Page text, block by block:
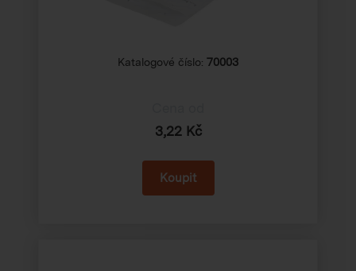
Katalogové číslo: 70003
3,22 Kč